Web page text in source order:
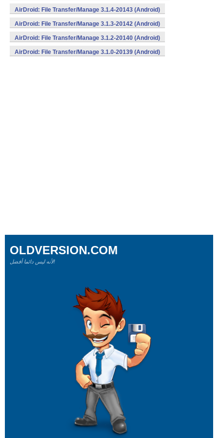
AirDroid: File Transfer/Manage 3.1.4-20143 (Android)
AirDroid: File Transfer/Manage 3.1.3-20142 (Android)
AirDroid: File Transfer/Manage 3.1.2-20140 (Android)
AirDroid: File Transfer/Manage 3.1.0-20139 (Android)
OLDVERSION.COM
لأنه ليس دائما أفضل!